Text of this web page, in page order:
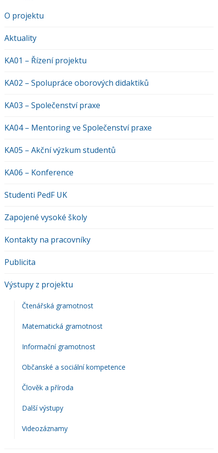
O projektu
Aktuality
KA01 – Řízení projektu
KA02 – Spolupráce oborových didaktiků
KA03 – Společenství praxe
KA04 – Mentoring ve Společenství praxe
KA05 – Akční výzkum studentů
KA06 – Konference
Studenti PedF UK
Zapojené vysoké školy
Kontakty na pracovníky
Publicita
Výstupy z projektu
Čtenářská gramotnost
Matematická gramotnost
Informační gramotnost
Občanské a sociální kompetence
Člověk a příroda
Další výstupy
Videozáznamy